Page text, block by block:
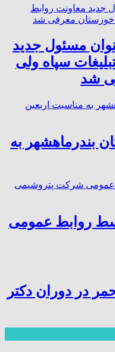
مسئول جدید
سپاه ولی
شد
بندرماهشهر به
روابط عمومی
در دوران دکتر